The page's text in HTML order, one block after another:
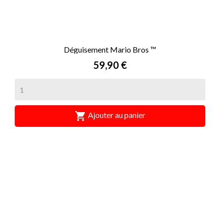
Déguisement Mario Bros ™
Prix
59,90 €
 Ajouter au panier